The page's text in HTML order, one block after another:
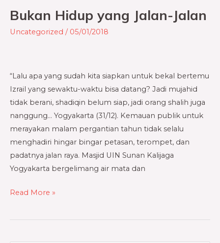
Bukan Hidup yang Jalan-Jalan
Uncategorized / 05/01/2018
“Lalu apa yang sudah kita siapkan untuk bekal bertemu
Izrail yang sewaktu-waktu bisa datang? Jadi mujahid
tidak berani, shadiqin belum siap, jadi orang shalih juga
nanggung… Yogyakarta (31/12). Kemauan publik untuk
merayakan malam pergantian tahun tidak selalu
menghadiri hingar bingar petasan, terompet, dan
padatnya jalan raya. Masjid UIN Sunan Kalijaga
Yogyakarta bergelimang air mata dan
Bukan
Read More »